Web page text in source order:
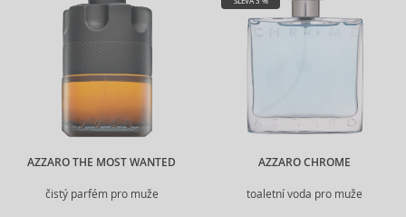
AZZARO THE MOST WANTED
čistý parfém pro muže
AZZARO CHROME
toaletní voda pro muže